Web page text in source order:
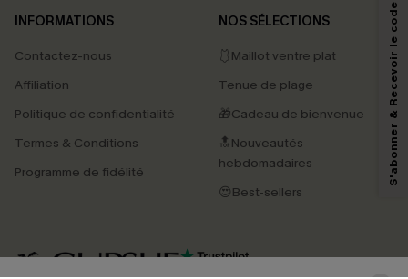
INFORMATIONS
Contactez-nous
Affiliation
Politique de confidentialité
Termes & Conditions
Programme de fidélité
NOS SÉLECTIONS
🩱Maillot ventre plat
Tenue de plage
🎁Cadeau de bienvenue
🔝Nouveautés
hebdomadaires
😍Best-sellers
marketing (y compris du contenu généré par l'IA) de Cupshe et
pouvons utiliser les données collectées sur notre site ainsi que des
savoir si ceux-ci ont été ouverts, de mesurer votre engagement, de
personnaliser nos contenus et nos offres, et de vous recommander des
produits susceptibles de vous intéresser, conformément à notre
Politique de
. Vous pouvez vous désabonner à tout moment.
S'abonner & Recevoir le code